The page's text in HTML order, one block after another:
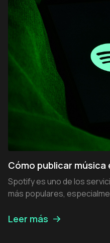
Cómo publicar música
Spotify es uno de los
más populares,
Leer más